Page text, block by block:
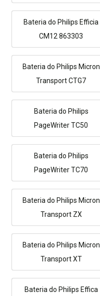
Bateria do Philips Efficia
CM12 863303
Bateria do Philips Micron
Transport CTG7
Bateria do Philips
PageWriter TC50
Bateria do Philips
PageWriter TC70
Bateria do Philips Micron
Transport ZX
Bateria do Philips Micron
Transport XT
Bateria do Philips Effica